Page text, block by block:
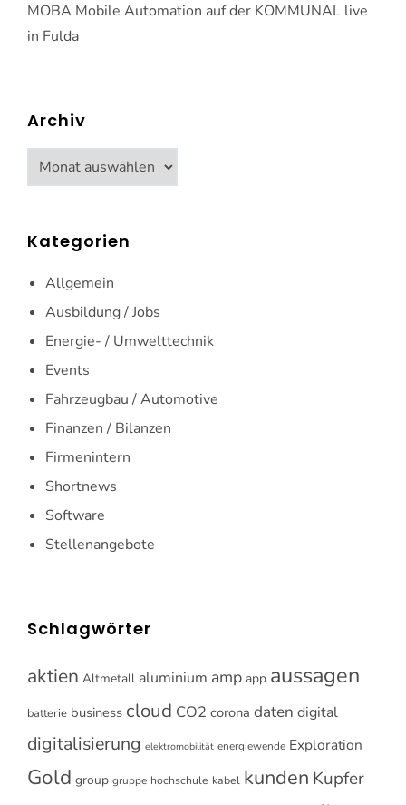
MOBA Mobile Automation auf der KOMMUNAL live
in Fulda
Archiv
Archiv
Kategorien
Allgemein
Ausbildung / Jobs
Energie- / Umwelttechnik
Events
Fahrzeugbau / Automotive
Finanzen / Bilanzen
Firmenintern
Shortnews
Software
Stellenangebote
Schlagwörter
aktien Altmetall aluminium amp app aussagen
batterie business cloud CO2 corona daten digital
digitalisierung elektromobilität energiewende Exploration
Gold group gruppe hochschule kabel kunden Kupfer